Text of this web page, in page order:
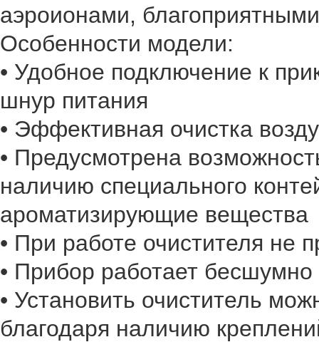
аэроионами,
Особенности модели:
• Удобное подключение к
шнур питания
• Эффективная очистка
• Предусмотрена
наличию специального
ароматизирующие вещества
• При работе очистителя не
• Прибор работает бесшумно
• Установить очиститель
благодаря наличию